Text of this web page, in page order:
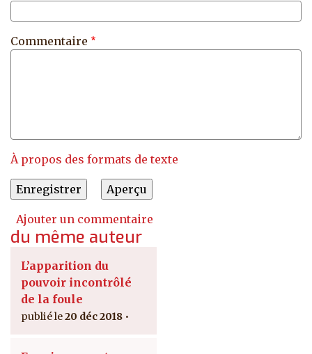
Commentaire
À propos des formats de texte
Ajouter un commentaire
du même auteur
L’apparition du
pouvoir incontrôlé
de la foule
20 déc 2018